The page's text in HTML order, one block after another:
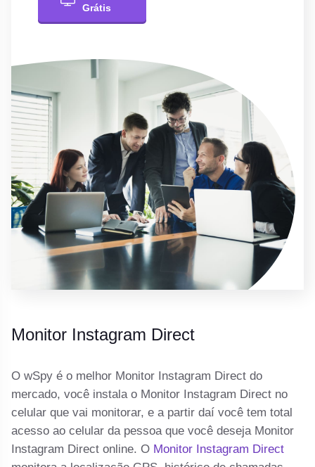
Grátis
Monitor Instagram Direct
O wSpy é o melhor Monitor Instagram Direct do
mercado, você instala o Monitor Instagram Direct no
celular que vai monitorar, e a partir daí você tem total
acesso ao celular da pessoa que você deseja Monitor
Instagram Direct online. O Monitor Instagram Direct